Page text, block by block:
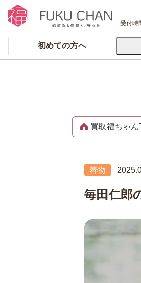
受付時
初めての方へ
買取福ちゃん
着物
毎田仁郎